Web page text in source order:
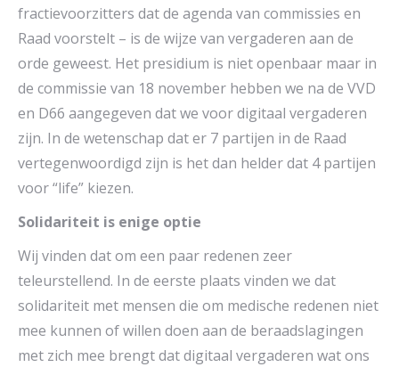
fractievoorzitters dat de agenda van commissies en
Raad voorstelt – is de wijze van vergaderen aan de
orde geweest. Het presidium is niet openbaar maar in
de commissie van 18 november hebben we na de VVD
en D66 aangegeven dat we voor digitaal vergaderen
zijn. In de wetenschap dat er 7 partijen in de Raad
vertegenwoordigd zijn is het dan helder dat 4 partijen
voor “life” kiezen.
Solidariteit is enige optie
Wij vinden dat om een paar redenen zeer
teleurstellend. In de eerste plaats vinden we dat
solidariteit met mensen die om medische redenen niet
mee kunnen of willen doen aan de beraadslagingen
met zich mee brengt dat digitaal vergaderen wat ons